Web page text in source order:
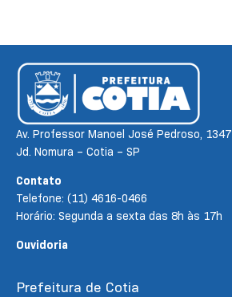
Av. Professor Manoel José Pedroso, 1347
Jd. Nomura – Cotia – SP
Contato
Telefone: (11) 4616-0466
Horário: Segunda a sexta das 8h às 17h
Ouvidoria
Prefeitura de Cotia